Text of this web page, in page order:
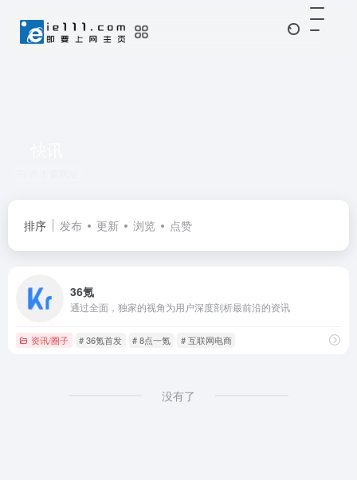
排序 发布 更新 浏览 点赞
36氪
通过全面，独家的视角为用户深度剖析最前沿的资讯
资讯/圈子 # 36氪首发 # 8点一氪 # 互联网电商
没有了